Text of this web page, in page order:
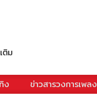
ติม
ง ข่าวสารวงการเพลง